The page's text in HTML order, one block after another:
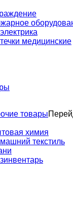
медицинские
товары
химия
текстиль